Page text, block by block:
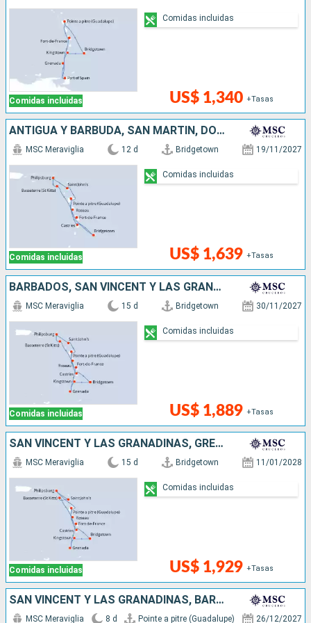
Comidas incluidas US$ 1,340 +Tasas
Comidas incluidas
ANTIGUA Y BARBUDA, SAN MARTÍN, DOMINICA, SANTA LUCIA, BARBADOS
Comidas incluidas
MSC Meraviglia 12 d Bridgetown 19/11/2027
US$ 1,639 +Tasas
Comidas incluidas
BARBADOS, SAN VINCENT Y LAS GRANADINAS, GRENADA, ANTIGUA Y BARBUDA, SAN MARTÍN, DOMINICA, SANTA LUCIA
Comidas incluidas
MSC Meraviglia 15 d Bridgetown 30/11/2027
US$ 1,889 +Tasas
Comidas incluidas
SAN VINCENT Y LAS GRANADINAS, GRENADA, SAN MARTÍN, ANTIGUA Y BARBUDA, DOMINICA, SANTA LUCIA, BARBADOS
Comidas incluidas
MSC Meraviglia 15 d Bridgetown 11/01/2028
US$ 1,929 +Tasas
Comidas incluidas
SAN VINCENT Y LAS GRANADINAS, BARBADOS, TRINIDAD Y TOBAGO, GRENADA
MSC Meraviglia 8 d Pointe a pitre (Guadalupe) 26/12/2027